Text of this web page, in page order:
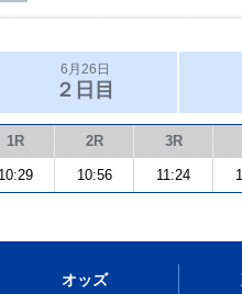
6月26日
２日目
1R 2R 3R
10:29 10:56 11:24
オッズ